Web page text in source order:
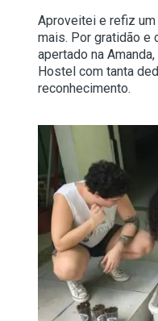
Aproveitei e refiz
mais. Por gratidão e
apertado na
Hostel com tanta
reconhecimento.